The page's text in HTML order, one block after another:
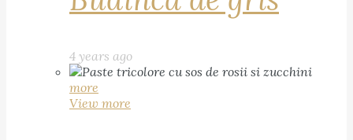
4 years ago
more
View more